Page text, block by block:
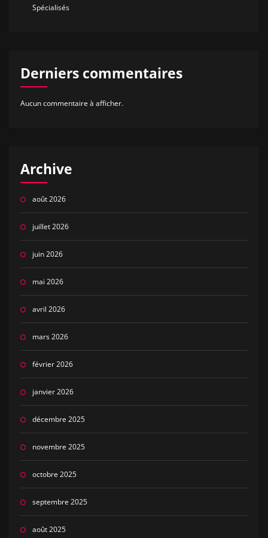
Spécialisés
Derniers commentaires
Aucun commentaire à afficher.
Archive
août 2026
juillet 2026
juin 2026
mai 2026
avril 2026
mars 2026
février 2026
janvier 2026
décembre 2025
novembre 2025
octobre 2025
septembre 2025
août 2025